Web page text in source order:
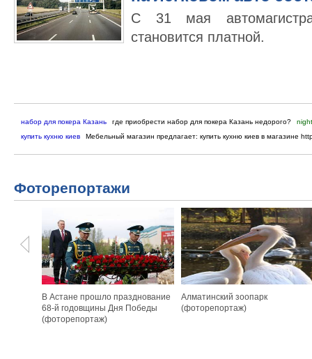
С 31 мая
становится платной.
набор для покера Казань где приобрести набор для покера Казань недорого?
купить кухню киев
Мебельный магазин предлагает: купить кухню киев в магазине
Фоторепортажи
В Астане прошло празднование
68-й годовщины Дня Победы
(фоторепортаж)
Алматинский зоопарк
(фоторепортаж)